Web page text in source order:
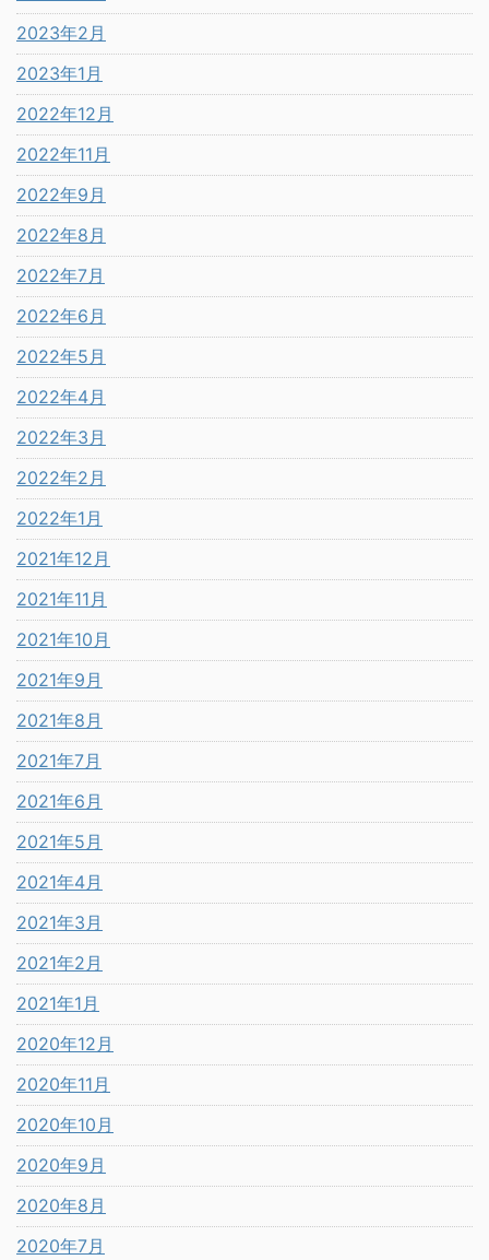
2023年2月
2023年1月
2022年12月
2022年11月
2022年9月
2022年8月
2022年7月
2022年6月
2022年5月
2022年4月
2022年3月
2022年2月
2022年1月
2021年12月
2021年11月
2021年10月
2021年9月
2021年8月
2021年7月
2021年6月
2021年5月
2021年4月
2021年3月
2021年2月
2021年1月
2020年12月
2020年11月
2020年10月
2020年9月
2020年8月
2020年7月